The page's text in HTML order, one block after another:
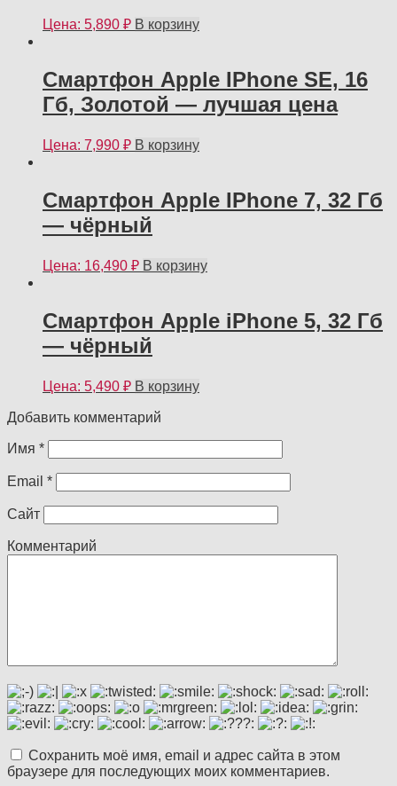
Цена: 5,890 ₽ В корзину
Смартфон Apple IPhone SE, 16
Гб, Золотой — лучшая цена
Цена: 7,990 ₽ В корзину
Смартфон Apple IPhone 7, 32 Гб
— чёрный
Цена: 16,490 ₽ В корзину
Смартфон Apple iPhone 5, 32 Гб
— чёрный
Цена: 5,490 ₽ В корзину
Добавить комментарий
Имя *
Email *
Сайт
Комментарий
Сохранить моё имя, email и адрес сайта в этом
браузере для последующих моих комментариев.